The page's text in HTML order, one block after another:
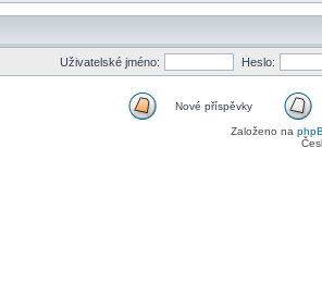
Uživatelské jméno: Heslo:
Nové příspěvky
Založeno na